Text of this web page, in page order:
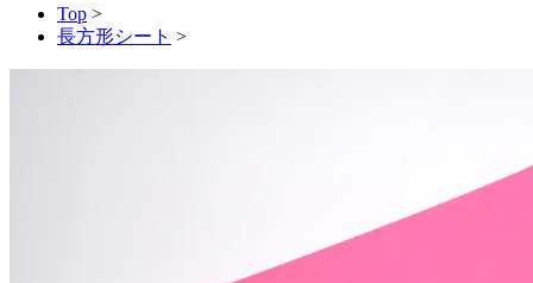
Top >
長方形シート >